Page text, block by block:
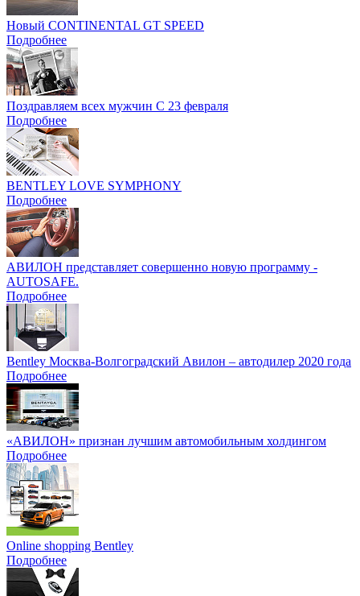
Новый CONTINENTAL GT SPEED
Подробнее
Поздравляем всех мужчин С 23 февраля
Подробнее
BENTLEY LOVE SYMPHONY
Подробнее
АВИЛОН представляет совершенно новую программу -
AUTOSAFE.
Подробнее
Bentley Москва-Волгоградский Авилон – автодилер 2020 года
Подробнее
«АВИЛОН» признан лучшим автомобильным холдингом
Подробнее
Online shopping Bentley
Подробнее